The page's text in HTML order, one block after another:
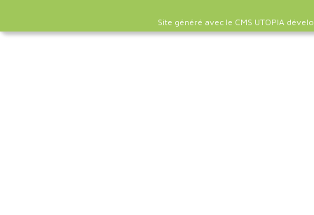
Site généré avec le CMS UTOPIA